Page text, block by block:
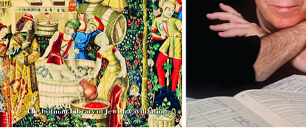
אתר ספר מודפס
$35
$32
הנחת אתר ספר מודפס
$50
$45